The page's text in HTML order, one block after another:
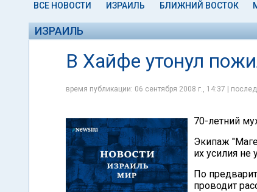
ВСЕ НОВОСТИ ИЗРАИЛЬ БЛИЖНИЙ ВОСТОК
ИЗРАИЛЬ
В Хайфе утонул
время публикации: 06 сентября 2008 г., 14:37 |
70-летний
Экипаж
их усилия не
По
проводит